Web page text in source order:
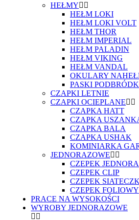
HEŁMY
HEŁM LOKI
HEŁM LOKI VOLT
HEŁM THOR
HEŁM IMPERIAL
HEŁM PALADIN
HEŁM VIKING
HEŁM VANDAL
OKULARY
PASKI
CZAPKI LETNIE
CZAPKI OCIEPLANE
CZAPKA HATT
CZAPKA
CZAPKA BALA
CZAPKA USHAK
KOMINIARKA
JEDNORAZOWE
CZEPEK
CZEPEK CLIP
CZEPEK
CZEPEK FOLIOWY
PRACE NA WYSOKOŚCI
WYROBY JEDNORAZOWE